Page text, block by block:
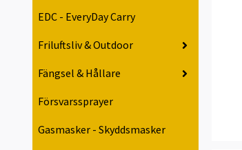
EDC - EveryDay Carry
Friluftsliv & Outdoor
Fängsel & Hållare
Försvarssprayer
Gasmasker - Skyddsmasker